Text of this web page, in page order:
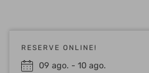
RESERVE ONLINE!
09 ago. - 10 ago.